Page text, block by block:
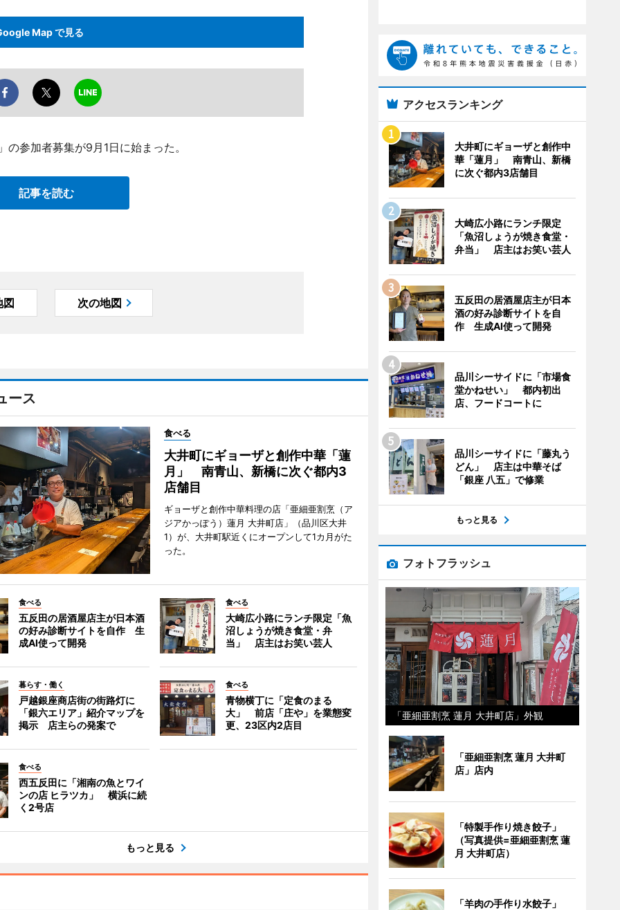
Map で見る
参加者募集が9月1日に始まった。
記事を読む
図 次の地図
ース
食べる
大井町にギョーザと創作中華「蓮
月」 南青山、新橋に次ぐ都内3
店舗目
ギョーザと創作中華料理の店「亜細亜割烹（ア
ジアかっぽう）蓮月 大井町店」（品川区大井
1）が、大井町駅近くにオープンして1カ月がた
った。
食べる
五反田の居酒屋店主が日本酒
の好み診断サイトを自作 生
成AI使って開発
食べる
大崎広小路にランチ限定「魚
沼しょうが焼き食堂・弁
当」 店主はお笑い芸人
暮らす・働く
戸越銀座商店街の街路灯に
「銀六エリア」紹介マップを
掲示 店主らの発案で
食べる
青物横丁に「定食のまる
大」 前店「庄や」を業態変
更、23区内2店目
食べる
西五反田に「湘南の魚とワイ
ンの店 ヒラツカ」 横浜に続
く2号店
もっと見る
アクセスランキング
大井町にギョーザと創作中
華「蓮月」 南青山、新橋
に次ぐ都内3店舗目
大崎広小路にランチ限定
「魚沼しょうが焼き食堂・
弁当」 店主はお笑い芸人
五反田の居酒屋店主が日本
酒の好み診断サイトを自
作 生成AI使って開発
品川シーサイドに「市場食
堂かねせい」 都内初出
店、フードコートに
品川シーサイドに「藤丸う
どん」 店主は中華そば
「銀座 八五」で修業
もっと見る
フォトフラッシュ
「亜細亜割烹 蓮月 大井町店」外観
「亜細亜割烹 蓮月 大井町
店」店内
「特製手作り焼き餃子」
（写真提供=亜細亜割烹 蓮
月 大井町店）
「羊肉の手作り水餃子」